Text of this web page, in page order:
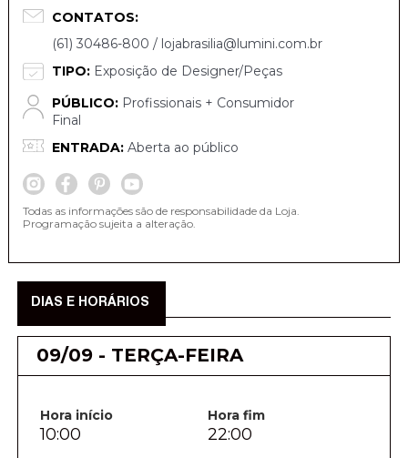
CONTATOS:
(61) 30486-800 / lojabrasilia@lumini.com.br
TIPO:Exposição de Designer/Peças
PÚBLICO:Profissionais + Consumidor
Final
ENTRADA:Aberta ao público
Todas as informações são de responsabilidade da Loja.
Programação sujeita a alteração.
DIAS E HORÁRIOS
09/09 - TERÇA-FEIRA
Hora início Hora fim
10:00 22:00